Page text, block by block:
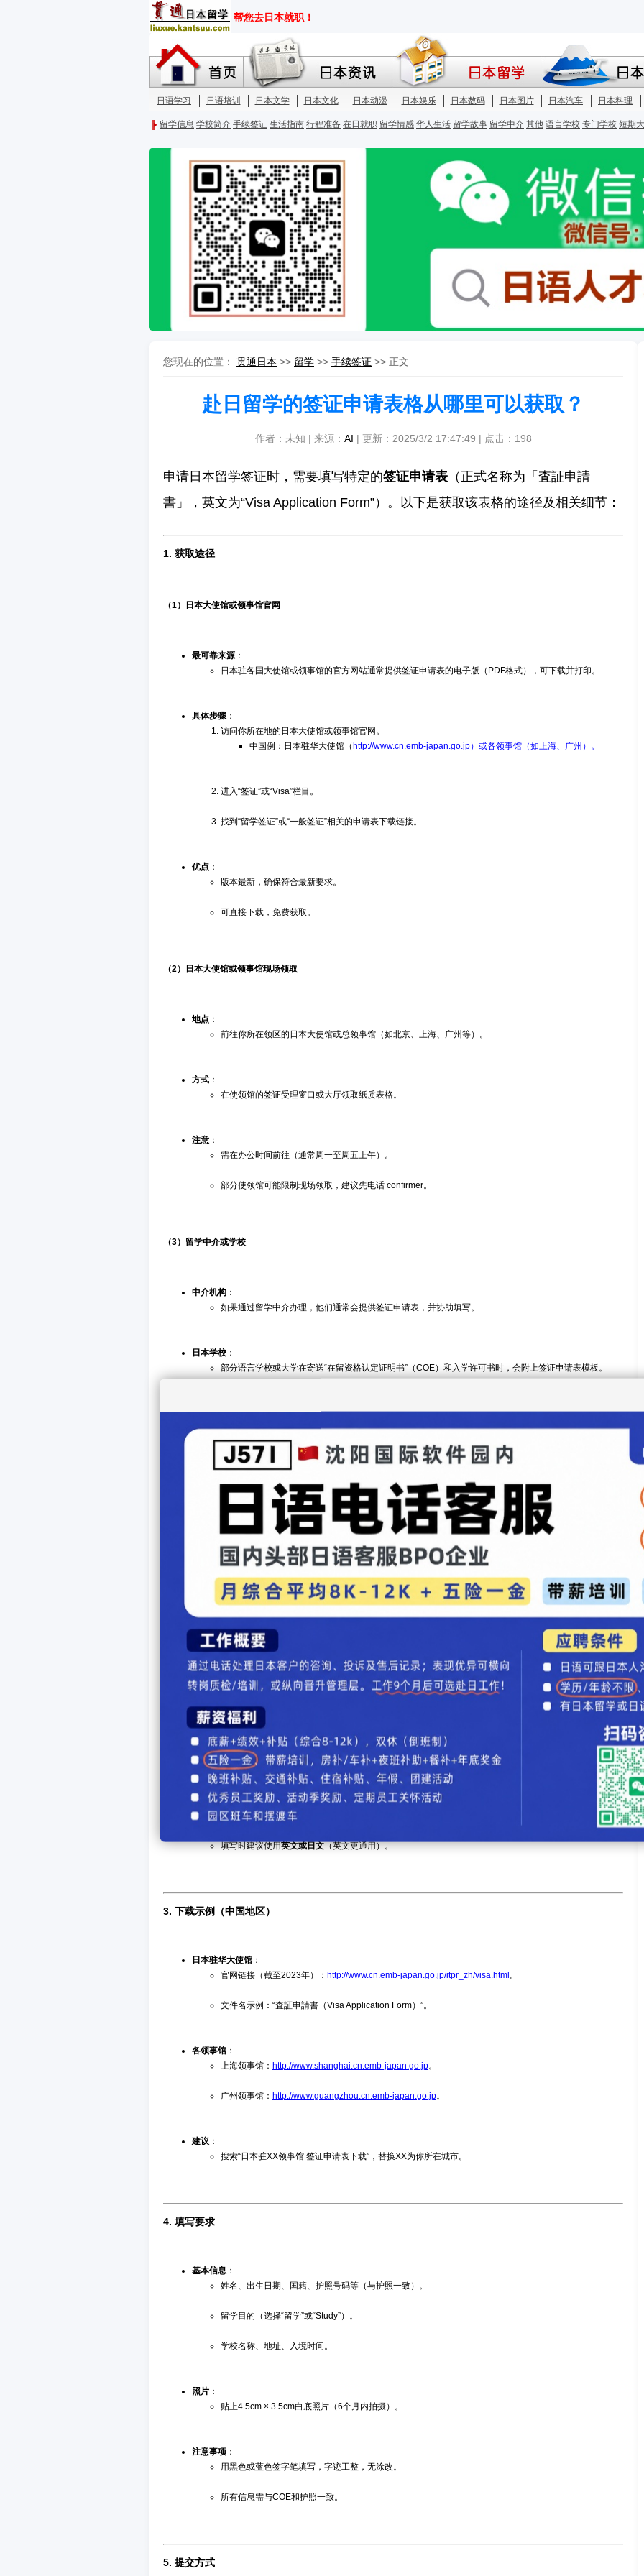
您现在的位置： 贯通日本 >> 留学 >> 手续签证 >> 正文
赴日留学的签证申请表格从哪里可以获取？
作者：未知 | 来源： AI | 更新：2025/3/2 17:47:49 | 点击： 198
申请日本留学签证时，需要填写特定的签证申请表 （正式名称为「査証申請
書」，英文为“Visa Application Form”）。以下是获取该表格的途径及相关细节：
1. 获取途径
（1）日本大使馆或领事馆官网
最可靠来源：
日本驻各国大使馆或领事馆的官方网站通常提供签证申请表的电子版（PDF格式），可下载并打印。
具体步骤 ：
访问你所在地的日本大使馆或领事馆官网。
中国例：日本驻华大使馆（ http://www.cn.emb-japan.go.jp）或各领事馆（如上海、广州）。
进入“签证”或“Visa”栏目。
找到“留学签证”或“一般签证”相关的申请表下载链接。
优点 ：
版本最新，确保符合最新要求。
可直接下载，免费获取。
（2）日本大使馆或领事馆现场领取
地点 ：
前往你所在领区的日本大使馆或总领事馆（如北京、上海、广州等）。
方式 ：
在使领馆的签证受理窗口或大厅领取纸质表格。
注意 ：
需在办公时间前往（通常周一至周五上午）。
部分使领馆可能限制现场领取，建议先电话 confirmer。
（3）留学中介或学校
中介机构 ：
如果通过留学中介办理，他们通常会提供签证申请表，并协助填写。
日本学校 ：
部分语言学校或大学在寄送“在留资格认定证明书”（COE）和入学许可书时，会附上签证申请表模板。
优点：
中介或学校可能提供填写指导，减少错误。
（4）在线资源
第三方网站：
一些留学论坛或签证服务网站可能提供模板，但需谨慎，确保版本与大使馆一致。
统一格式 ：
日本留学签证使用的是标准签证申请表，与其他签证类型（如旅游、商务）相同，仅在填写内容上有所区
别。
语言：
通常提供日文版和英文版，中国领区可能有中文说明版。
填写时建议使用英文或日文（英文更通用）。
3. 下载示例（中国地区）
日本驻华大使馆 ：
官网链接（截至2023年）： http://www.cn.emb-japan.go.jp/itpr_zh/visa.html。
文件名示例：“査証申請書（Visa Application Form）”。
各领事馆 ：
上海领事馆： http://www.shanghai.cn.emb-japan.go.jp。
广州领事馆： http://www.guangzhou.cn.emb-japan.go.jp。
建议 ：
搜索“日本驻XX领事馆 签证申请表下载”，替换XX为你所在城市。
4. 填写要求
基本信息 ：
姓名、出生日期、国籍、护照号码等（与护照一致）。
留学目的（选择“留学”或“Study”）。
学校名称、地址、入境时间。
照片 ：
贴上4.5cm × 3.5cm白底照片（6个月内拍摄）。
注意事项 ：
用黑色或蓝色签字笔填写，字迹工整，无涂改。
所有信息需与COE和护照一致。
5. 提交方式